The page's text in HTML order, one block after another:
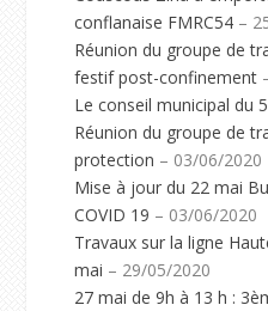
conflanaise FMRC54 –
Réunion du groupe de
festif post-confinement
Le conseil municipal du
Réunion du groupe de
protection – 03/06/2020
Mise à jour du 22 mai
COVID 19 – 03/06/2020
Travaux sur la ligne
mai – 29/05/2020
27 mai de 9h à 13 h :